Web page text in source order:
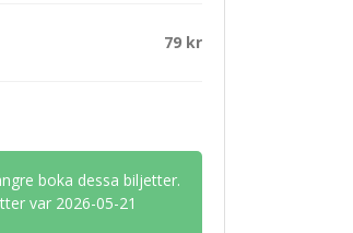
79 kr
boka dessa biljetter.
var 2026-05-21